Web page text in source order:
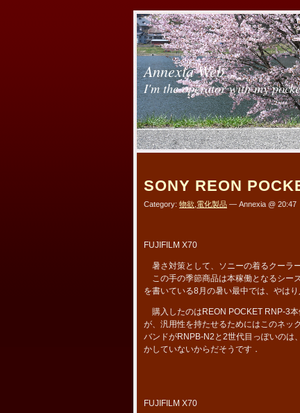
Annexia Web
I'm the operator with my
SONY REON
Category: 物欲 電化製品 — Annexia @ 20:47
FUJIFILM X70
暑さ対策として、ソニーの着るクーラー
この手の季節商品は本稼働となるシー
を書いている8月の暑い最中では、やはり
購入したのはREON POCKET RNP-3
が、汎用性を持たせるためにはこのネッ
バンドがRNPB-N2と2世代目っぽいのは
かしていないからだそうです．
FUJIFILM X70